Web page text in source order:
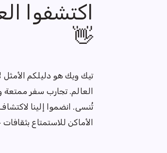
اكتشفوا
👋
تيك ويك هو دليلكم
العالم. تجارب سفر
تُنسى. انضموا إلينا
الأماكن للاستمتاع